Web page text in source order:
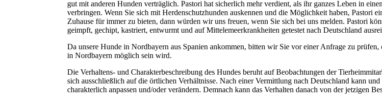
gut mit anderen Hunden verträglich. Pastori hat sicherlich mehr verdient, als ihr ganzes Leben in
verbringen. Wenn Sie sich mit Herdenschutzhunden auskennen und die Möglichkeit haben, Pastori
Zuhause für immer zu bieten, dann würden wir uns freuen, wenn Sie sich bei uns melden. Pastori
geimpft, gechipt, kastriert, entwurmt und auf Mittelemeerkrankheiten getestet nach Deutschland
Da unsere Hunde in Nordbayern aus Spanien ankommen, bitten wir Sie vor einer Anfrage zu
in Nordbayern möglich sein wird.
Die Verhaltens- und Charakterbeschreibung des Hundes beruht auf Beobachtungen der
sich ausschließlich auf die örtlichen Verhältnisse. Nach einer Vermittlung nach Deutschland kann
charakterlich anpassen und/oder verändern. Demnach kann das Verhalten danach von der jetzigen